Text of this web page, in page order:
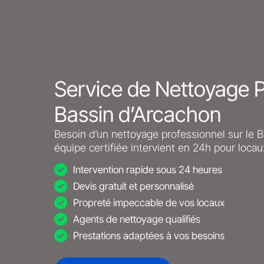
Service de Nettoyage
Bassin d’Arcachon
Besoin d’un nettoyage professionnel sur le
équipe certifiée intervient en 24h pour
Intervention rapide sous 24 heures
Devis gratuit et personnalisé
Propreté impeccable de vos locaux
Agents de nettoyage qualifiés
Prestations adaptées à vos besoins